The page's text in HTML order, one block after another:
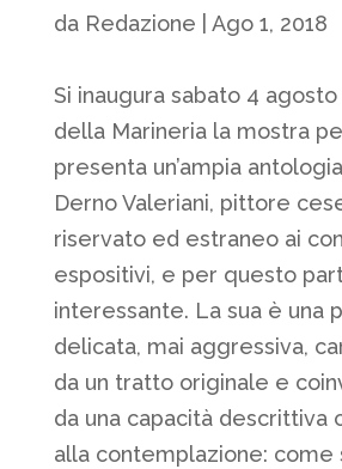
da Redazione Ago 1, 2018
Si inaugura sabato 4
della Marineria la mostra
presenta un’ampia
Derno Valeriani, pittore
riservato ed estraneo ai
espositivi, e per questo
interessante. La sua è una
delicata, mai aggressiva,
da un tratto originale e
da una capacità descrittiva
alla contemplazione: come